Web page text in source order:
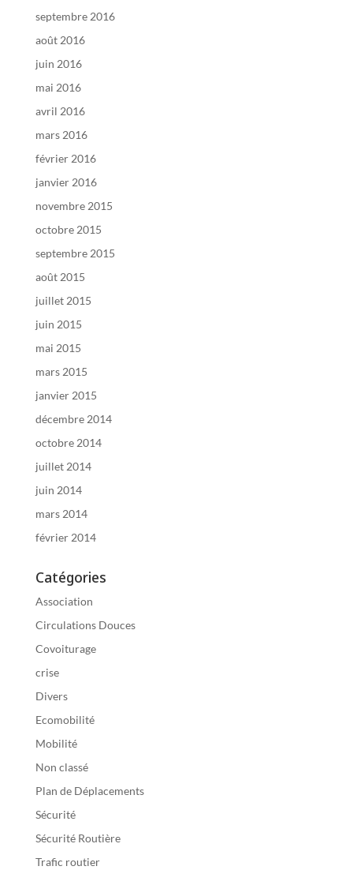
septembre 2016
août 2016
juin 2016
mai 2016
avril 2016
mars 2016
février 2016
janvier 2016
novembre 2015
octobre 2015
septembre 2015
août 2015
juillet 2015
juin 2015
mai 2015
mars 2015
janvier 2015
décembre 2014
octobre 2014
juillet 2014
juin 2014
mars 2014
février 2014
Catégories
Association
Circulations Douces
Covoiturage
crise
Divers
Ecomobilité
Mobilité
Non classé
Plan de Déplacements
Sécurité
Sécurité Routière
Trafic routier